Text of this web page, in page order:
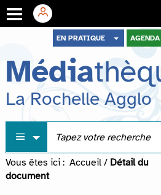
menu
contenu
recherche
EN PRATIQUE AGENDA
Média
La Rochelle Agglo
Vous êtes ici : Accueil / Détail du
document